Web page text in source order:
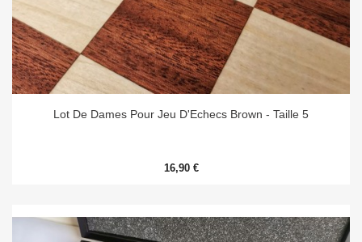
Lot De Dames Pour Jeu D'Echecs Brown - Taille 5
16,90 €